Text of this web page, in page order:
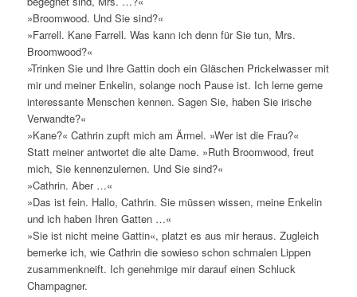
»Broomwood. Und Sie sind?«
»Farrell. Kane Farrell. Was kann ich denn für Sie tun, Mrs.
Broomwood?«
»Trinken Sie und Ihre Gattin doch ein Gläschen Prickelwasser mit
mir und meiner Enkelin, solange noch Pause ist. Ich lerne gerne
interessante Menschen kennen. Sagen Sie, haben Sie irische
Verwandte?«
»Kane?« Cathrin zupft mich am Ärmel. »Wer ist die Frau?«
Statt meiner antwortet die alte Dame. »Ruth Broomwood, freut
mich, Sie kennenzulernen. Und Sie sind?«
»Cathrin. Aber …«
»Das ist fein. Hallo, Cathrin. Sie müssen wissen, meine Enkelin
und ich haben Ihren Gatten …«
»Sie ist nicht meine Gattin«, platzt es aus mir heraus. Zugleich
bemerke ich, wie Cathrin die sowieso schon schmalen Lippen
zusammenkneift. Ich genehmige mir darauf einen Schluck
Champagner.